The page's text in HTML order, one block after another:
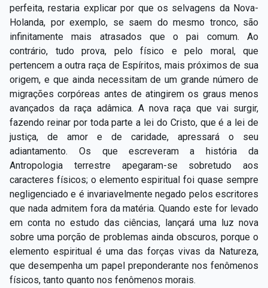
perfeita, restaria explicar por que os selvagens da Nova-
Holanda, por exemplo, se saem do mesmo tronco, são
infinitamente mais atrasados que o pai comum. Ao
contrário, tudo prova, pelo físico e pelo moral, que
pertencem a outra raça de Espíritos, mais próximos de sua
origem, e que ainda necessitam de um grande número de
migrações corpóreas antes de atingirem os graus menos
avançados da raça adâmica. A nova raça que vai surgir,
fazendo reinar por toda parte a lei do Cristo, que é a lei de
justiça, de amor e de caridade, apressará o seu
adiantamento. Os que escreveram a história da
Antropologia terrestre apegaram-se sobretudo aos
caracteres físicos; o elemento espiritual foi quase sempre
negligenciado e é invariavelmente negado pelos escritores
que nada admitem fora da matéria. Quando este for levado
em conta no estudo das ciências, lançará uma luz nova
sobre uma porção de problemas ainda obscuros, porque o
elemento espiritual é uma das forças vivas da Natureza,
que desempenha um papel preponderante nos fenômenos
físicos, tanto quanto nos fenômenos morais.